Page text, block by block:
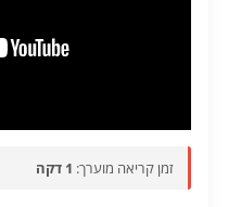
זמן קריאה מוערך: 1 דקה